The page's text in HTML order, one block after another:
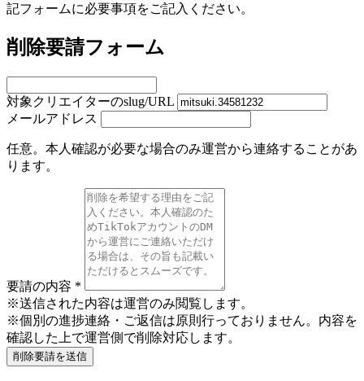
記フォームに必要事項をご記入ください。
削除要請フォーム
対象クリエイターのslug/URL
メールアドレス
任意。本人確認が必要な場合のみ運営から連絡することがあ
ります。
要請の内容 *
※送信された内容は運営のみ閲覧します。
※個別の進捗連絡・ご返信は原則行っておりません。内容を
確認した上で運営側で削除対応します。
削除要請を送信